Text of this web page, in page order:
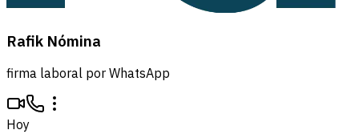
Rafik Nómina
firma laboral por WhatsApp
Hoy